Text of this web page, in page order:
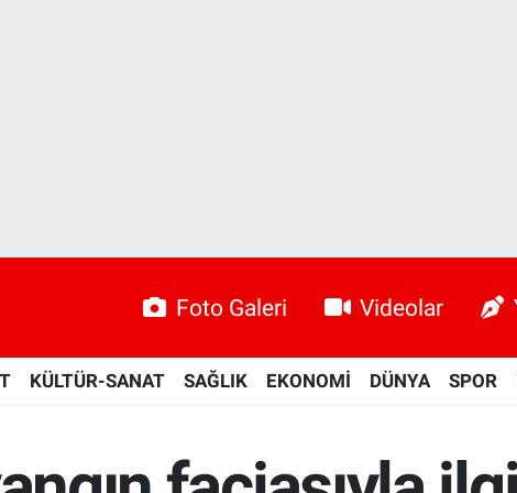
Foto Galeri Videolar
KÜLTÜR-SANAT SAĞLIK EKONOMİ DÜNYA SPOR